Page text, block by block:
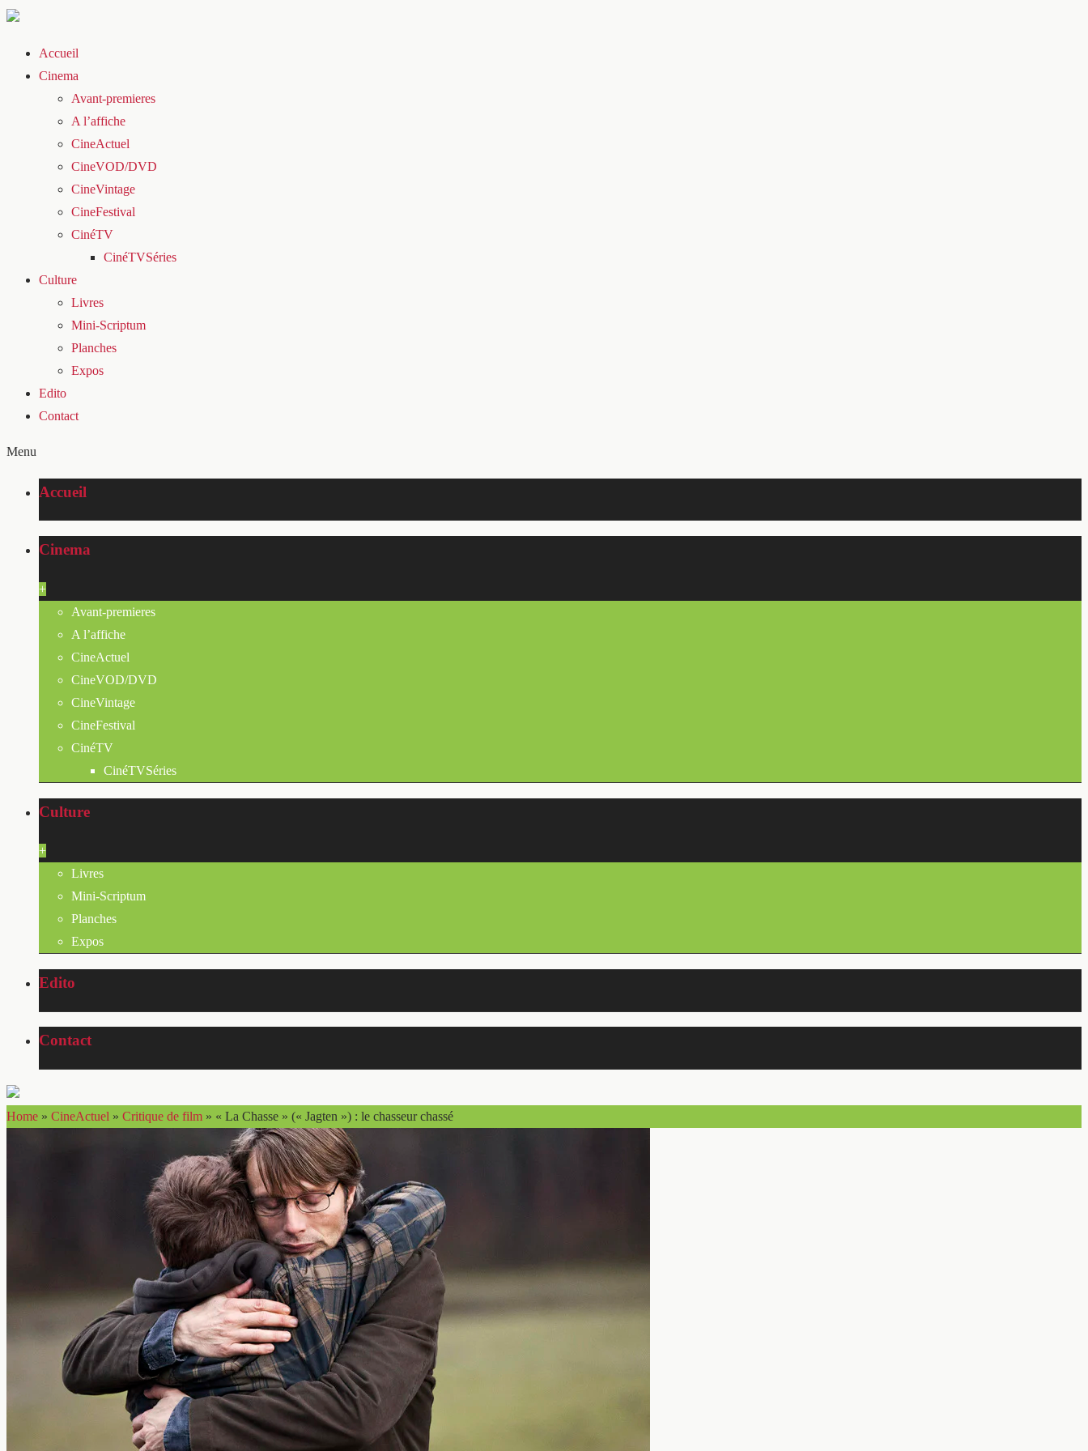
Accueil
Cinema
Avant-premieres
A l’affiche
CineActuel
CineVOD/DVD
CineVintage
CineFestival
CinéTV
CinéTVSéries
Culture
Livres
Mini-Scriptum
Planches
Expos
Edito
Contact
Menu
Accueil
Cinema
+
Avant-premieres
A l’affiche
CineActuel
CineVOD/DVD
CineVintage
CineFestival
CinéTV
CinéTVSéries
Culture
+
Livres
Mini-Scriptum
Planches
Expos
Edito
Contact
Home » CineActuel » Critique de film » « La Chasse » (« Jagten ») : le chasseur chassé